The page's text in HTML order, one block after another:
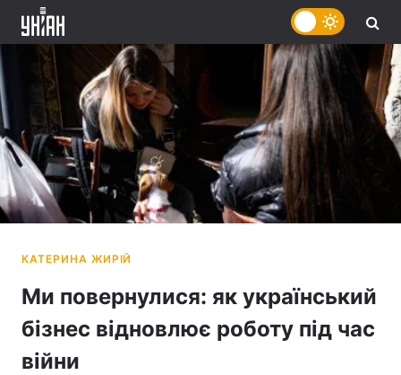
Ми повернулися: як український
бізнес відновлює роботу під час
війни